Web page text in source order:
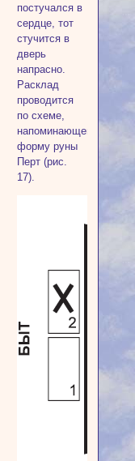
постучался в
сердце, тот
стучится в
дверь
напрасно.
Расклад
проводится
по схеме,
напоминающей
форму руны
Перт (рис.
17).